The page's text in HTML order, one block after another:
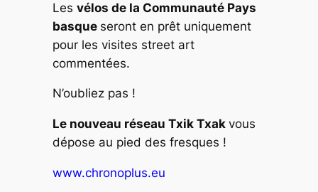
Les vélos de la Communauté Pays
basque seront en prêt uniquement
pour les visites street art
commentées.
N’oubliez pas !
Le nouveau réseau Txik Txak vous
dépose au pied des fresques !
www.chronoplus.eu